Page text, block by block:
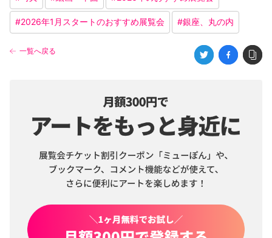
#2026年1月スタートのおすすめ展覧会 #銀座、丸の内
一覧へ戻る